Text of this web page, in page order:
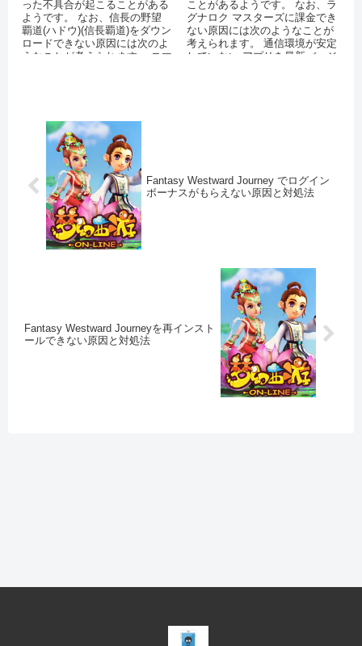
った不具合が起こることがある
ようです。 なお、信長の野望
覇道(ハドウ)(信長覇道)をダウン
ロードできない原因には次のよ
うなことが考えられます。 スマ
ことがあるようです。 なお、ラ
グナロク マスターズに課金でき
ない原因には次のようなことが
考えられます。 通信環境が安定
していない アプリを最新バージ
Fantasy Westward Journey でログイン
ボーナスがもらえない原因と対処法
Fantasy Westward Journeyを再インスト
ールできない原因と対処法